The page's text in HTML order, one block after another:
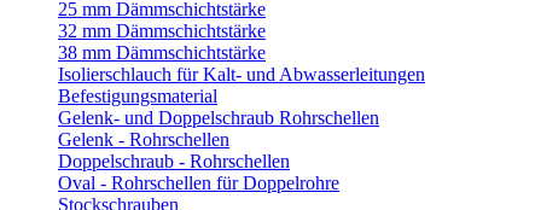
25 mm Dämmschichtstärke
32 mm Dämmschichtstärke
38 mm Dämmschichtstärke
Isolierschlauch für Kalt- und Abwasserleitungen
Befestigungsmaterial
Gelenk- und Doppelschraub Rohrschellen
Gelenk - Rohrschellen
Doppelschraub - Rohrschellen
Oval - Rohrschellen für Doppelrohre
Stockschrauben